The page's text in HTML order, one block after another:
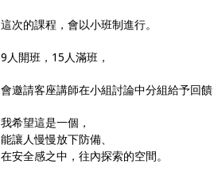
這次的課程，會以小班制進行。
9人開班，15人滿班，
會邀請客座講師在小組討論中分組給予回饋
我希望這是一個，
能讓人慢慢放下防備、
在安全感之中，往內探索的空間。